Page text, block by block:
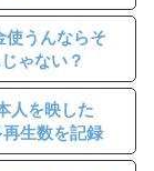
使うんならそ
ゃない？
人を映した
生数を記録